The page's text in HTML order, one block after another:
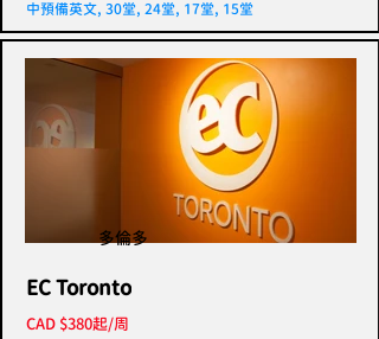
中預備英文, 30堂, 24堂, 17堂, 15堂
多倫多
EC Toronto
CAD $380起/周